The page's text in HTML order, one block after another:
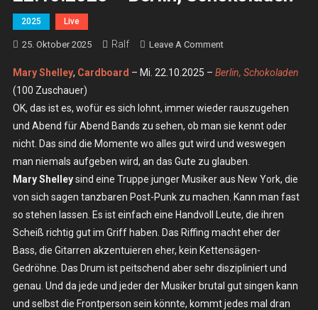
2025 Live
25. Oktober 2025 Ralf Leave A CommentOn
Shelley,
–
Mi.
22.10.2025
–
Berlin,
Schokoladen
Mary Shelley, Cardboard – Mi. 22.10.2025 – Berlin, Schokoladen
(100 Zuschauer)
OK, das ist es, wofür es sich lohnt, immer wieder rauszugehen
und Abend für Abend Bands zu sehen, ob man sie kennt oder
nicht. Das sind die Momente wo alles gut wird und weswegen
man niemals aufgeben wird, an das Gute zu glauben.
Mary Shelleysind eine Truppe junger Musiker aus New York, die
von sich sagen tanzbaren Post-Punk zu machen. Kann man fast
so stehen lassen. Es ist einfach eine Handvoll Leute, die ihren
Scheiß richtig gut im Griff haben. Das Riffing macht eher der
Bass, die Gitarren akzentuieren eher, kein Kettensägen-
Gedröhne. Das Drum ist peitschend aber sehr diszipliniert und
genau. Und da jede und jeder der Musiker brutal gut singen kann
und selbst die Frontperson sein könnte, kommt jedes mal dran